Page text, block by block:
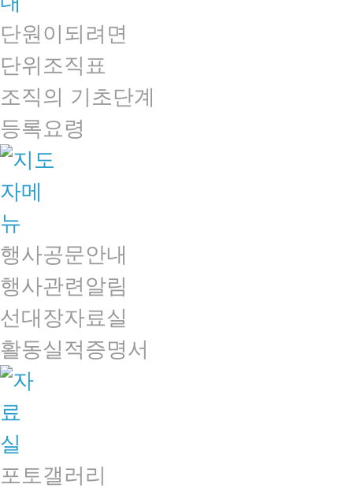
단원이되려면
단위조직표
조직의 기초단계
등록요령
행사공문안내
행사관련알림
선대장자료실
활동실적증명서
포토갤러리